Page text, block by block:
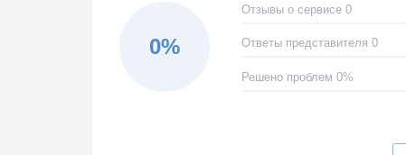
0%
Отзывы о сервисе 0
Ответы представителя 0
Решено проблем 0%